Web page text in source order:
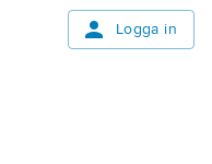
Logga in